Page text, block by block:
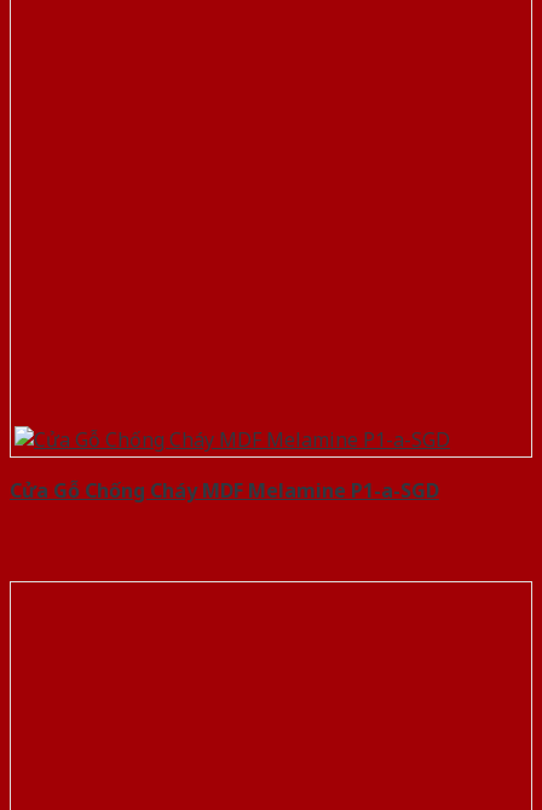
Cửa Gỗ Chống Cháy MDF Melamine P1-a-SGD